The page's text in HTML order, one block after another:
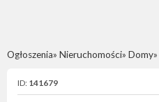
Ogłoszenia Nieruchomości Domy
ID: 141679